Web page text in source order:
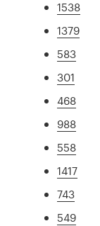
1538
1379
583
301
468
988
558
1417
743
549